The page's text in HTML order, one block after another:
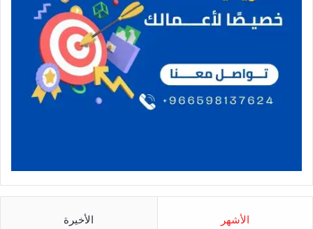
الأشهر الأخيرة